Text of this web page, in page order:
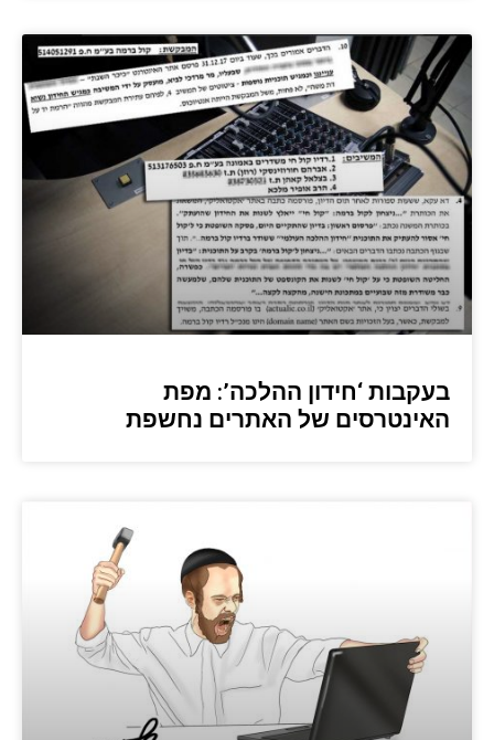
בעקבות ‘חידון ההלכה’: מפת
האינטרסים של האתרים נחשפת